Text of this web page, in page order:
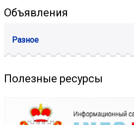
Объявления
Разное
Полезные ресурсы